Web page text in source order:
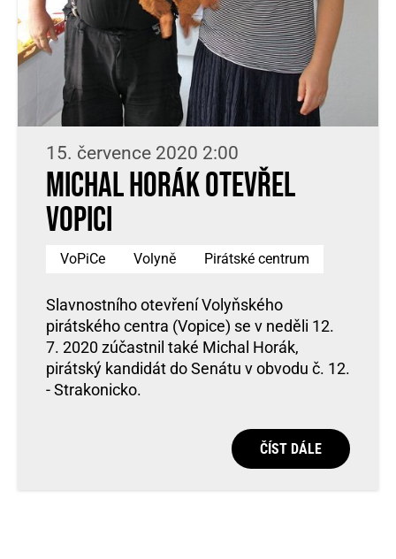
15. července 2020 2:00
Michal Horák otevřel
Vopici
VoPiCe Volyně Pirátské centrum
Slavnostního otevření Volyňského
pirátského centra (Vopice) se v neděli 12.
7. 2020 zúčastnil také Michal Horák,
pirátský kandidát do Senátu v obvodu č. 12.
- Strakonicko.
ČÍST DÁLE